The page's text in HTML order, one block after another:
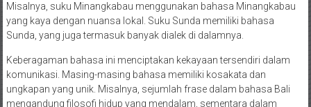
Misalnya, suku Minangkabau menggunakan bahasa Minangkabau
yang kaya dengan nuansa lokal. Suku Sunda memiliki bahasa
Sunda, yang juga termasuk banyak dialek di dalamnya.
Keberagaman bahasa ini menciptakan kekayaan tersendiri dalam
komunikasi. Masing-masing bahasa memiliki kosakata dan
ungkapan yang unik. Misalnya, sejumlah frase dalam bahasa Bali
mengandung filosofi hidup yang mendalam, sementara dalam